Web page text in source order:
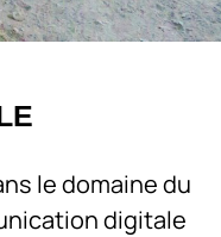
le domaine du
digitale